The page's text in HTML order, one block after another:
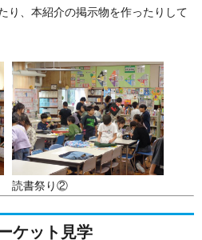
り、本紹介の掲示物を作ったりして
読書祭り②
ケット見学